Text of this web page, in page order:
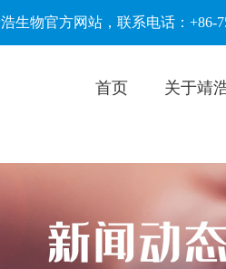
生物官方网站，联系电话：+86-
首页 关于靖